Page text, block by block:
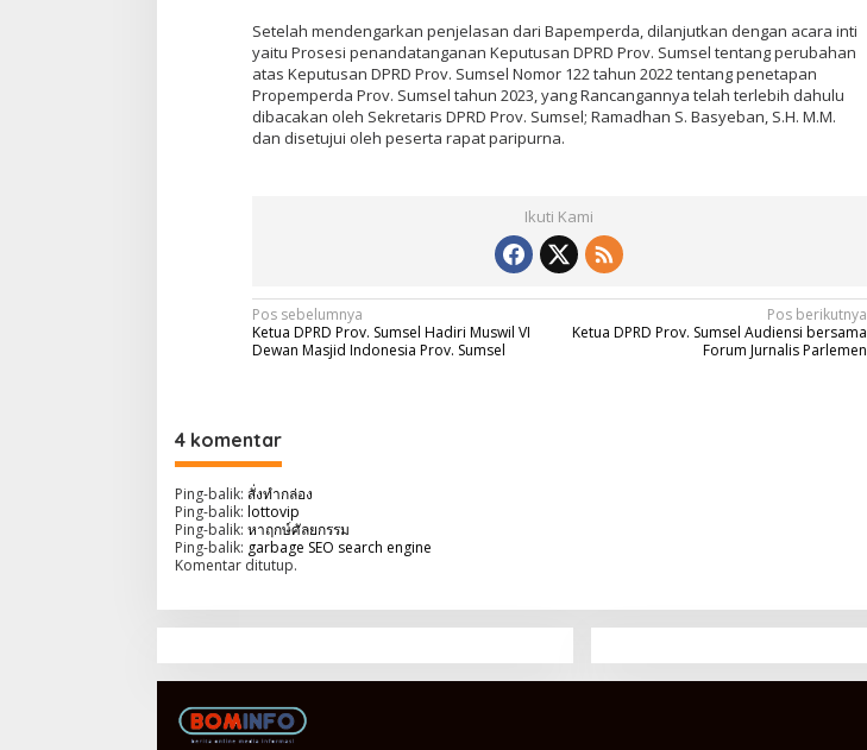
Setelah mendengarkan penjelasan dari Bapemperda, dilanjutkan dengan acara inti
yaitu Prosesi penandatanganan Keputusan DPRD Prov. Sumsel tentang perubahan
atas Keputusan DPRD Prov. Sumsel Nomor 122 tahun 2022 tentang penetapan
Propemperda Prov. Sumsel tahun 2023, yang Rancangannya telah terlebih dahulu
dibacakan oleh Sekretaris DPRD Prov. Sumsel; Ramadhan S. Basyeban, S.H. M.M.
dan disetujui oleh peserta rapat paripurna.
Ikuti Kami
N
a
g
a
s
i
o
s
Pos sebelumnya
Ketua DPRD Prov. Sumsel Hadiri Muswil VI
Dewan Masjid Indonesia Prov. Sumsel
Pos berikutnya
Ketua DPRD Prov. Sumsel Audiensi bersama
Forum Jurnalis Parlemen
4 komentar
Ping-balik: สั่งทำกล่อง
Ping-balik: lottovip
Ping-balik: หาฤกษ์ศัลยกรรม
Ping-balik: garbage SEO search engine
Komentar ditutup.